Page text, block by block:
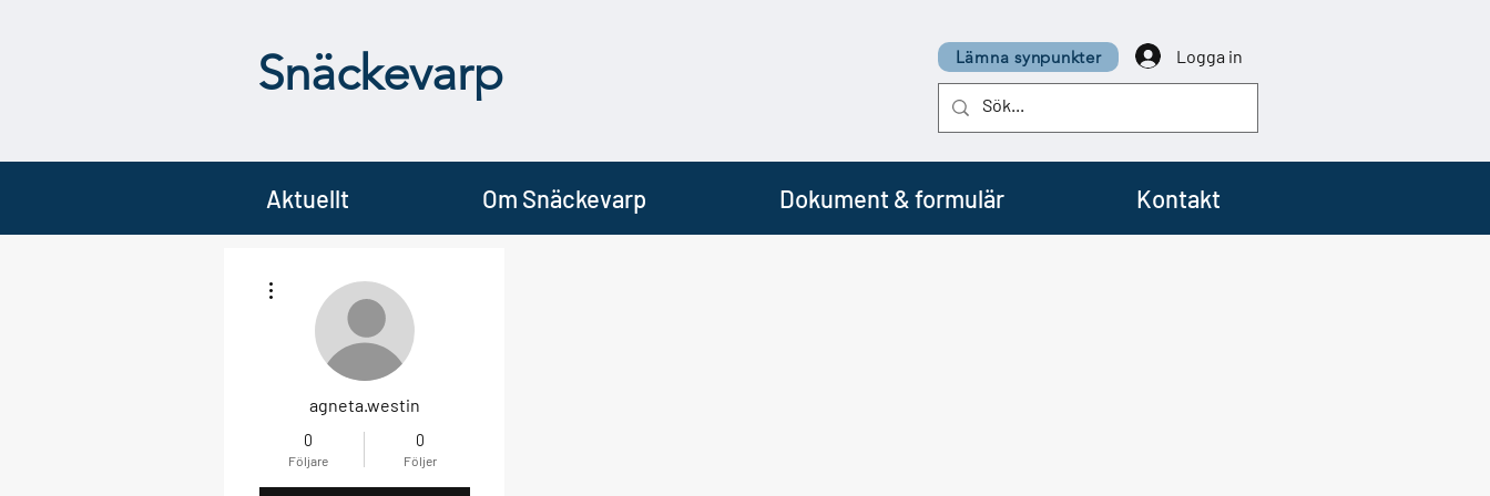
Snäckevarp Logga in
Lämna synpunkter
Aktuellt Om Snäckevarp Dokument & formulär Kontakt
agneta.westin
0
Följare
0
Följer